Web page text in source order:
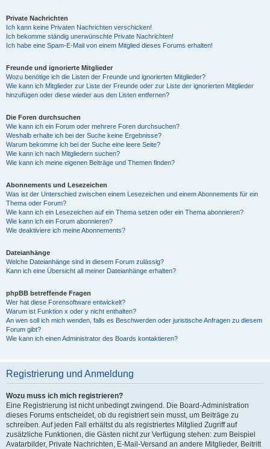
Private Nachrichten
Ich kann keine Privaten Nachrichten verschicken!
Ich bekomme ständig unerwünschte Private Nachrichten!
Ich habe eine Spam-E-Mail von einem Mitglied dieses Forums erhalten!
Freunde und ignorierte Mitglieder
Wozu benötige ich die Listen der Freunde und ignorierten Mitglieder?
Wie kann ich Mitglieder zur Liste der Freunde oder zur Liste der ignorierten Mitglieder
hinzufügen oder diese wieder aus den Listen entfernen?
Die Foren durchsuchen
Wie kann ich ein Forum oder mehrere Foren durchsuchen?
Weshalb erhalte ich bei der Suche keine Ergebnisse?
Warum bekomme ich bei der Suche eine leere Seite?
Wie kann ich nach Mitgliedern suchen?
Wie kann ich meine eigenen Beiträge und Themen finden?
Abonnements und Lesezeichen
Was ist der Unterschied zwischen einem Lesezeichen und einem Abonnements für ein
Thema oder Forum?
Wie kann ich ein Lesezeichen auf ein Thema setzen oder ein Thema abonnieren?
Wie kann ich ein Forum abonnieren?
Wie deaktiviere ich meine Abonnements?
Dateianhänge
Welche Dateianhänge sind in diesem Forum zulässig?
Kann ich eine Übersicht all meiner Dateianhänge erhalten?
phpBB betreffende Fragen
Wer hat diese Forensoftware entwickelt?
Warum ist Funktion x oder y nicht enthalten?
An wen soll ich mich wenden, falls es Beschwerden oder juristische Anfragen zu diesem
Forum gibt?
Wie kann ich einen Administrator des Boards kontaktieren?
Registrierung und Anmeldung
Wozu muss ich mich registrieren?
Eine Registrierung ist nicht unbedingt zwingend. Die Board-Administration
dieses Forums entscheidet, ob du registriert sein musst, um Beiträge zu
schreiben. Auf jeden Fall erhältst du als registriertes Mitglied Zugriff auf
zusätzliche Funktionen, die Gästen nicht zur Verfügung stehen: zum Beispiel
Avatarbilder, Private Nachrichten, E-Mail-Versand an andere Mitglieder, Beitritt